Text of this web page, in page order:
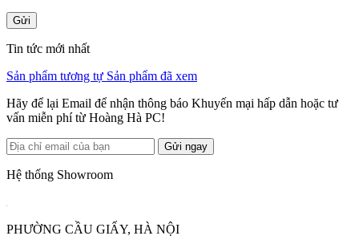
Gửi
Tin tức mới nhất
Sản phẩm tương tự Sản phẩm đã xem
Hãy để lại Email để nhận thông báo Khuyến mại hấp dẫn hoặc tư
vấn miễn phí từ Hoàng Hà PC!
Gửi ngay
Hệ thống Showroom
PHƯỜNG CẦU GIẤY, HÀ NỘI